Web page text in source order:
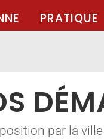
PRATIQUE
par la